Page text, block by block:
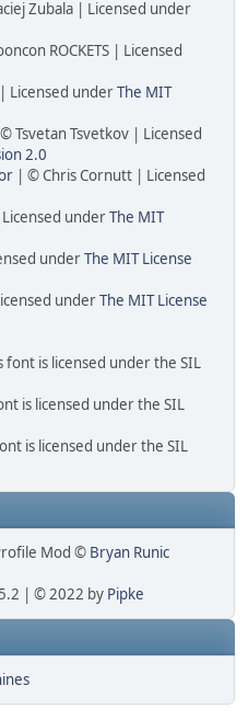
Zubala | Licensed under
ROCKETS | Licensed
Licensed underThe MIT
Tsvetan Tsvetkov | Licensed
2.0
| © Chris Cornutt | Licensed
underThe MIT
underThe MIT License
underThe MIT License
is licensed under the SIL
is licensed under the SIL
is licensed under the SIL
Mod © Bryan Runic
| © 2022 by Pipke